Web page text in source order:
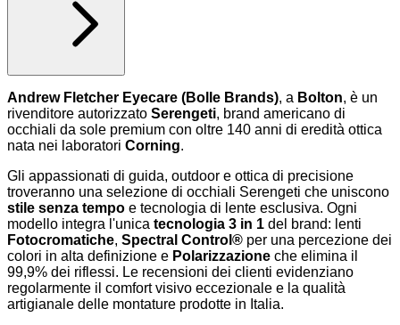
Andrew Fletcher Eyecare (Bolle Brands), a Bolton, è un
rivenditore autorizzato Serengeti, brand americano di
occhiali da sole premium con oltre 140 anni di eredità ottica
nata nei laboratori Corning.
Gli appassionati di guida, outdoor e ottica di precisione
troveranno una selezione di occhiali Serengeti che uniscono
stile senza tempo e tecnologia di lente esclusiva. Ogni
modello integra l'unica tecnologia 3 in 1 del brand: lenti
Fotocromatiche, Spectral Control® per una percezione dei
colori in alta definizione e Polarizzazione che elimina il
99,9% dei riflessi. Le recensioni dei clienti evidenziano
regolarmente il comfort visivo eccezionale e la qualità
artigianale delle montature prodotte in Italia.